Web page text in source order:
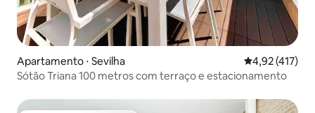
Apartamento ⋅ Sevilha 4,92 de uma
4,92 (417)
Sótão Triana 100 metros com terraço e estacionamento